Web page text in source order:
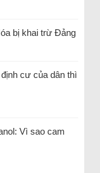
bị khai trừ Đảng
cư của dân thì
Vì sao cam